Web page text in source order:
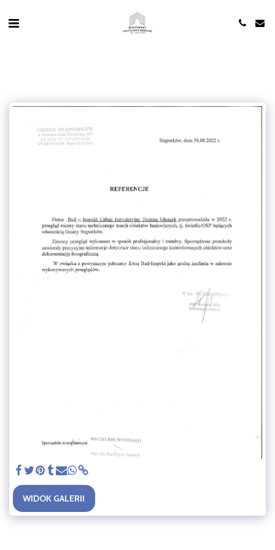
WIDOK GALERII